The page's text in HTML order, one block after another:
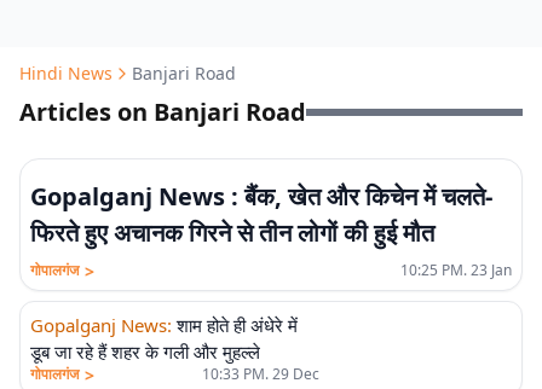
Hindi News Banjari Road
Articles on Banjari Road
Gopalganj News : बैंक, खेत और किचेन में चलते-
फिरते हुए अचानक गिरने से तीन लोगों की हुई मौत
गोपालगंज > 10:25 PM. 23 Jan
Gopalganj News: शाम होते ही अंधेरे में
डूब जा रहे हैं शहर के गली और मुहल्ले
गोपालगंज > 10:33 PM. 29 Dec